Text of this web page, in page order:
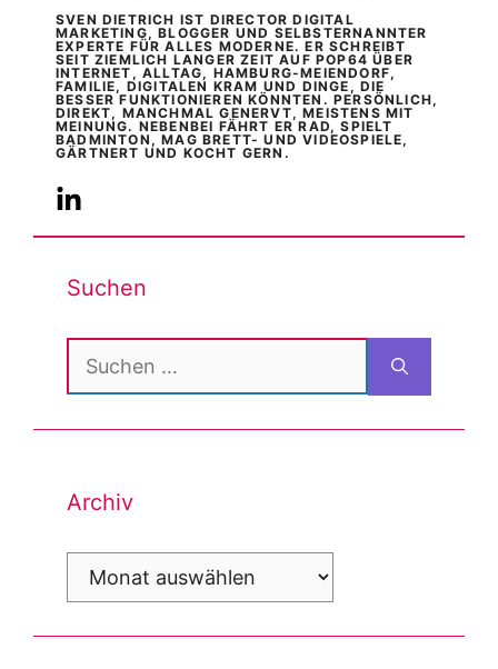
SVEN DIETRICH IST DIRECTOR DIGITAL
MARKETING, BLOGGER UND SELBSTERNANNTER
EXPERTE FÜR ALLES MODERNE. ER SCHREIBT
SEIT ZIEMLICH LANGER ZEIT AUF POP64 ÜBER
INTERNET, ALLTAG, HAMBURG-MEIENDORF,
FAMILIE, DIGITALEN KRAM UND DINGE, DIE
BESSER FUNKTIONIEREN KÖNNTEN. PERSÖNLICH,
DIREKT, MANCHMAL GENERVT, MEISTENS MIT
MEINUNG. NEBENBEI FÄHRT ER RAD, SPIELT
BADMINTON, MAG BRETT- UND VIDEOSPIELE,
GÄRTNERT UND KOCHT GERN.
Suchen
Suchen
Archiv
Archiv